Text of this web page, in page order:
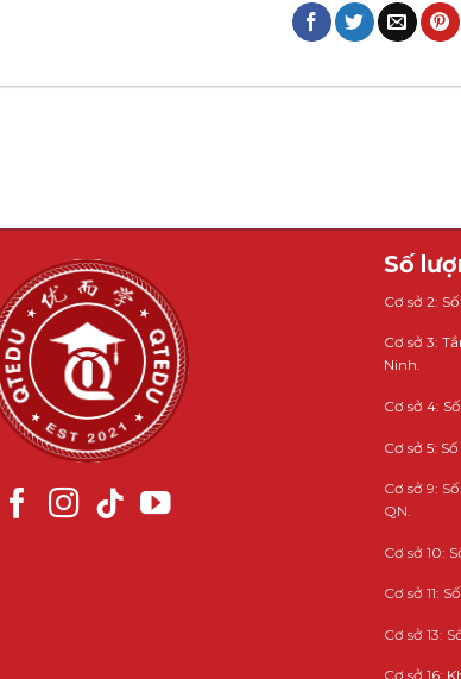
Số
Cơ sở 2:
Cơ sở 3:
Ninh.
Cơ sở 4:
Cơ sở 5:
Cơ sở 9:
QN.
Cơ sở 10:
Cơ sở 11:
Cơ sở 13:
Cơ sở 16: